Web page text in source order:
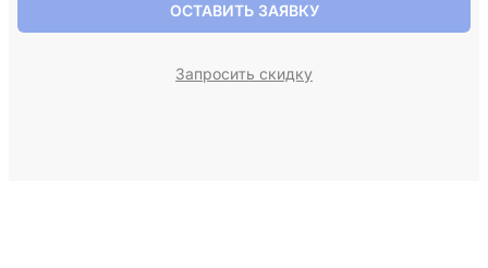
ОСТАВИТЬ ЗАЯВКУ
Запросить скидку